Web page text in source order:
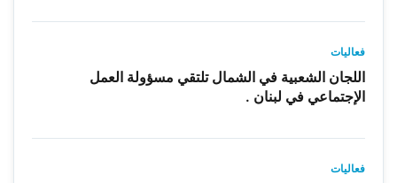
فعاليات
اللجان الشعبية في الشمال تلتقي مسؤولة العمل
الإجتماعي في لبنان .
فعاليات